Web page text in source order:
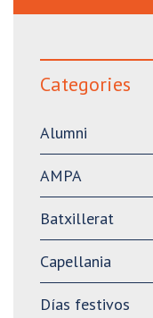
Categories
Alumni
AMPA
Batxillerat
Capellania
Días festivos